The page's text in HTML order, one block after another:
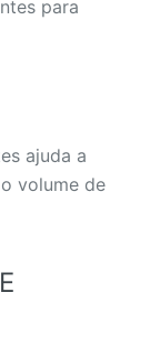
para
ajuda a
volume de